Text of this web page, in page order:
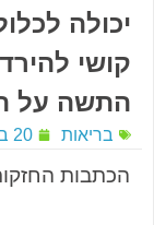
יכולה
קושי
התשה על
בריאות 20 באוגוסט 2025
הכתבות